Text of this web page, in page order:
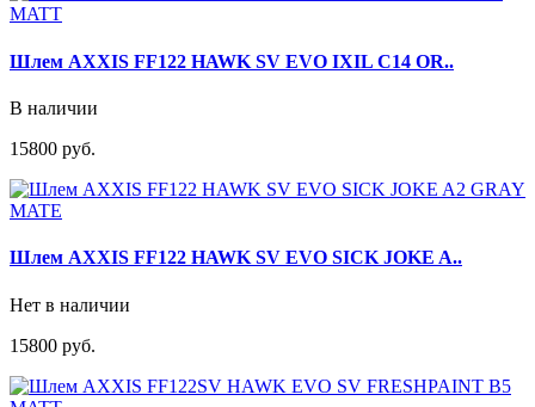
Шлем AXXIS FF122 HAWK SV EVO IXIL C14 OR..
В наличии
15800 руб.
Шлем AXXIS FF122 HAWK SV EVO SICK JOKE A..
Нет в наличии
15800 руб.